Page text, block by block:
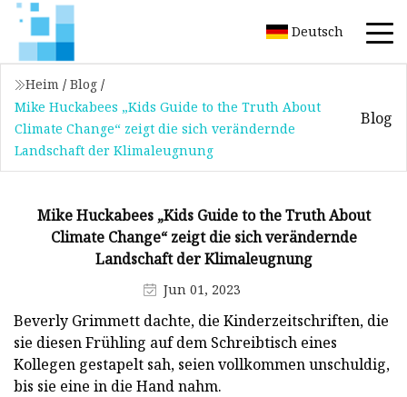
Deutsch
Heim / Blog /
Mike Huckabees „Kids Guide to the Truth About
Climate Change“ zeigt die sich verändernde
Landschaft der Klimaleugnung
Blog
Mike Huckabees „Kids Guide to the Truth About
Climate Change“ zeigt die sich verändernde
Landschaft der Klimaleugnung
Jun 01, 2023
Beverly Grimmett dachte, die Kinderzeitschriften, die
sie diesen Frühling auf dem Schreibtisch eines
Kollegen gestapelt sah, seien vollkommen unschuldig,
bis sie eine in die Hand nahm.